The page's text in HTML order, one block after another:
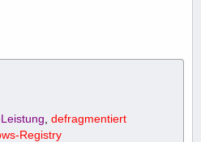
defragmentiert
Registry